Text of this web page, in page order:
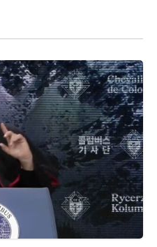
ayuda de estas familias,